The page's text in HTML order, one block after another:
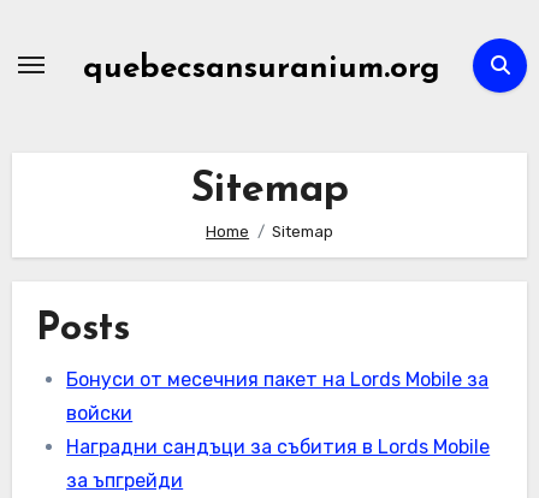
quebecsansuranium.org
Sitemap
Home Sitemap
Posts
Бонуси от месечния пакет на Lords Mobile за
войски
Наградни сандъци за събития в Lords Mobile
за ъпгрейди